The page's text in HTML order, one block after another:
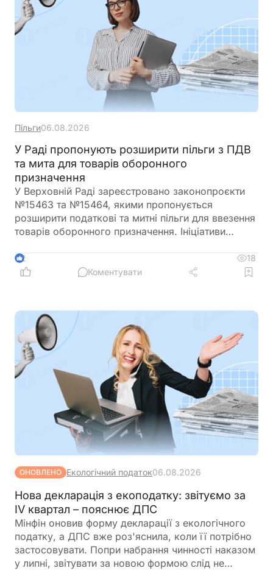
Пільги06.08.2026
У Раді пропонують розширити пільги з ПДВ
та мита для товарів оборонного
призначення
У Верховній Раді зареєстровано законопроєкти
№15463 та №15464, якими пропонується
розширити податкові та митні пільги для ввезення
товарів оборонного призначення. Ініціативи
ввізного мита на поставки, що фінансуються
іноземними державами, міжнародними
підприємств, які зможуть скористатися такими
пільгами
2
18
Коментувати
ОНОВЛЕНО Екологічний податок06.08.2026
Нова декларація з екоподатку: звітуємо за
IV квартал – пояснює ДПС
Мінфін оновив форму декларації з екологічного
податку, а ДПС вже роз'яснила, коли її потрібно
застосовувати. Попри набрання чинності наказом
у липні, звітувати за новою формою слід не